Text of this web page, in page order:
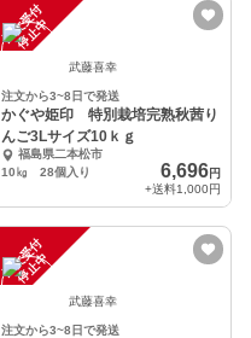
注
文
受
付
停
止
中
武藤喜幸
注文から3~8日で発送
かぐや姫印 特別栽培完熟秋茜り
んご3Lサイズ10ｋｇ
福島県二本松市
10㎏ 28個入り
6,696円
+送料1,000円
注
文
受
付
停
止
中
武藤喜幸
注文から3~8日で発送